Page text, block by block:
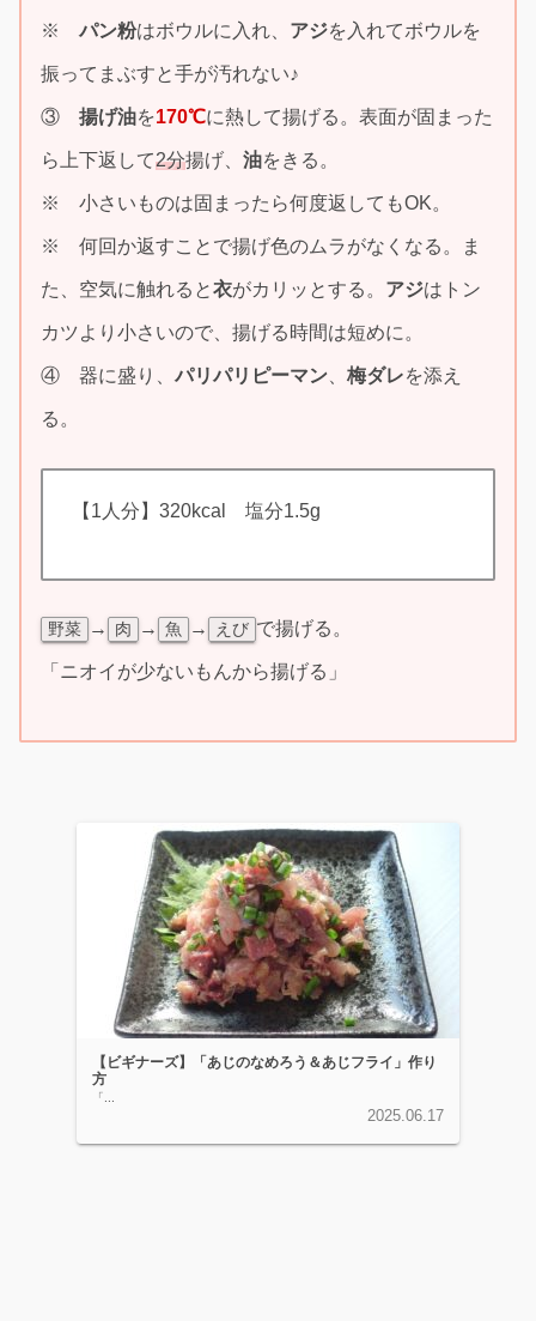
※ パン粉はボウルに入れ、 アジを入れてボウルを
振ってまぶすと手が汚れない♪
③ 揚げ油を170℃に熱して揚げる。表面が固まった
ら上下返して2分揚げ、 油をきる。
※ 小さいものは固まったら何度返してもOK。
※ 何回か返すことで揚げ色のムラがなくなる。ま
た、空気に触れると衣がカリッとする。 アジはトン
カツより小さいので、揚げる時間は短めに。
④ 器に盛り、 パリパリピーマン 梅ダレを添え
る。
【1人分】320kcal 塩分1.5g
野菜 → 肉 → 魚 → えび で揚げる。
「ニオイが少ないもんから揚げる」
【ビギナーズ】「あじのなめろう＆あじフライ」作り
方
「...
2025.06.17